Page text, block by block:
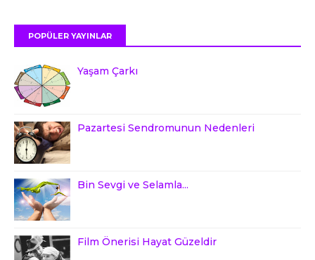
POPÜLER YAYINLAR
Yaşam Çarkı
Pazartesi Sendromunun Nedenleri
Bin Sevgi ve Selamla...
Film Önerisi Hayat Güzeldir